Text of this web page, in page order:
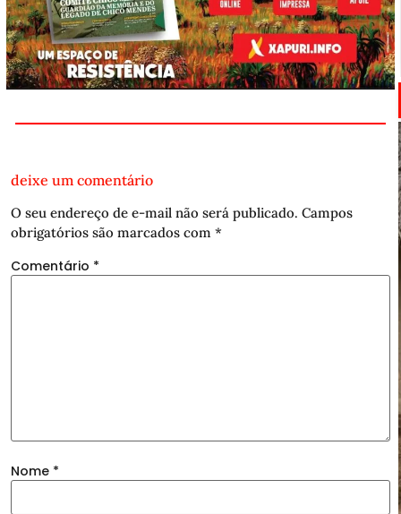
deixe um comentário
O seu endereço de e-mail não será publicado. Campos
obrigatórios são marcados com *
Comentário *
Nome *